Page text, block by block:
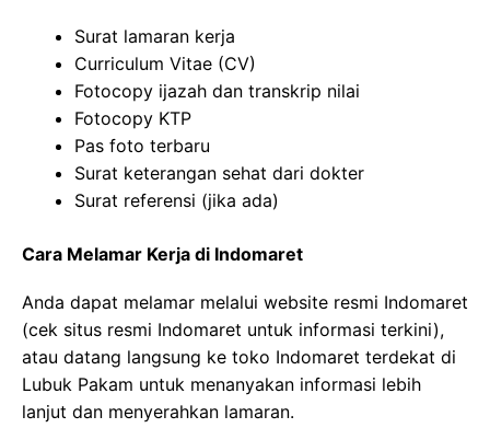
Surat lamaran kerja
Curriculum Vitae (CV)
Fotocopy ijazah dan transkrip nilai
Fotocopy KTP
Pas foto terbaru
Surat keterangan sehat dari dokter
Surat referensi (jika ada)
Cara Melamar Kerja di Indomaret
Anda dapat melamar melalui website resmi Indomaret
(cek situs resmi Indomaret untuk informasi terkini),
atau datang langsung ke toko Indomaret terdekat di
Lubuk Pakam untuk menanyakan informasi lebih
lanjut dan menyerahkan lamaran.